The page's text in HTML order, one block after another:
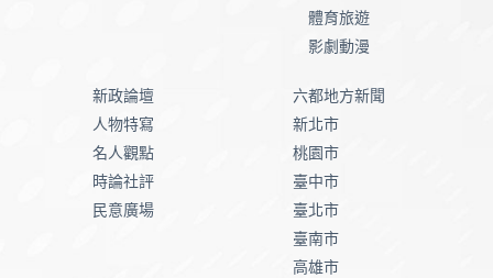
體育旅遊
影劇動漫
新政論壇
人物特寫
名人觀點
時論社評
民意廣場
六都地方新聞
新北市
桃園市
臺中市
臺北市
臺南市
高雄市